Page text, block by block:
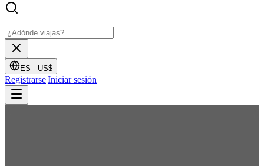
ES - US$
Registrarse|Iniciar sesión